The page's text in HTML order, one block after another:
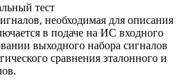
тест
необходимая для описания
в подаче на ИС входного
выходного набора сигналов
сравнения эталонного и